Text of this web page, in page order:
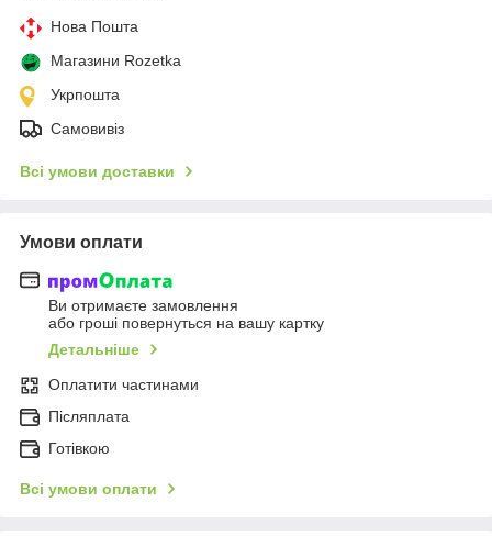
Нова Пошта
Магазини Rozetka
Укрпошта
Самовивіз
Всі умови доставки
Умови оплати
Ви отримаєте замовлення
або гроші повернуться на вашу картку
Детальніше
Оплатити частинами
Післяплата
Готівкою
Всі умови оплати